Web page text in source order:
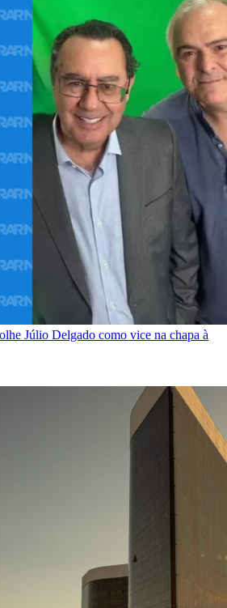
Júlio Delgado como vice na chapa à